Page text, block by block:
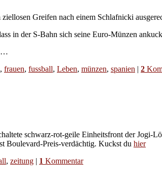
Greifen nach einem Schlafnicki
in der S-Bahn sich seine Euro-Münzen
…
, frauen, fussball, Leben, münzen, spanien | 2
schwarz-rot-geile Einheitsfront der
Boulevard-Preis-verdächtig. Kuckst du hier
, zeitung | 1 Kommentar